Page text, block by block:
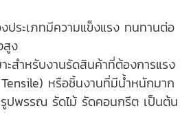
ระเภทมีความแข็งแรง ทนทานต่อ
สูง
ะสำหรับงานรัดสินค้าที่ต้องการแรง
หรือชิ้นงานที่มีน้ำหนักมาก
รูปพรรณ รัดไม้ รัดคอนกรีต เป็นต้น